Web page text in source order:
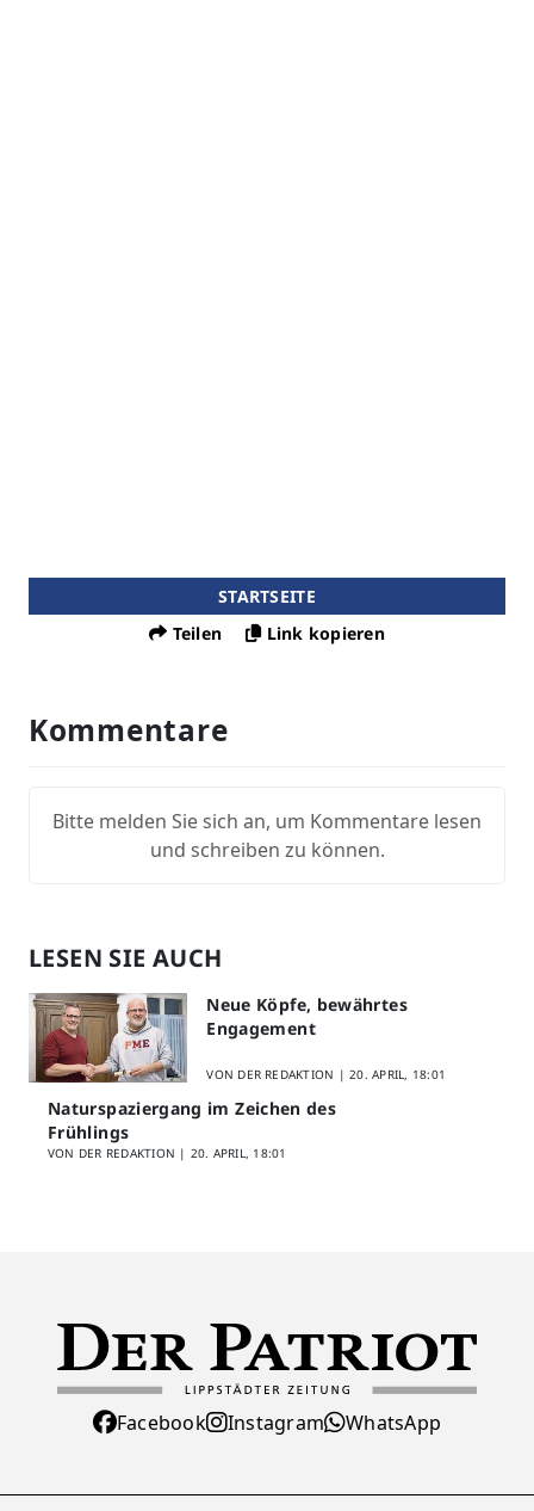
STARTSEITE
Teilen
Link kopieren
Kommentare
Bitte melden Sie sich an, um Kommentare lesen
und schreiben zu können.
LESEN SIE AUCH
Neue Köpfe, bewährtes
Engagement
VON DER REDAKTION |20. APRIL, 18:01
Naturspaziergang im Zeichen des
Frühlings
VON DER REDAKTION | 20. APRIL, 18:01
Facebook Instagram WhatsApp